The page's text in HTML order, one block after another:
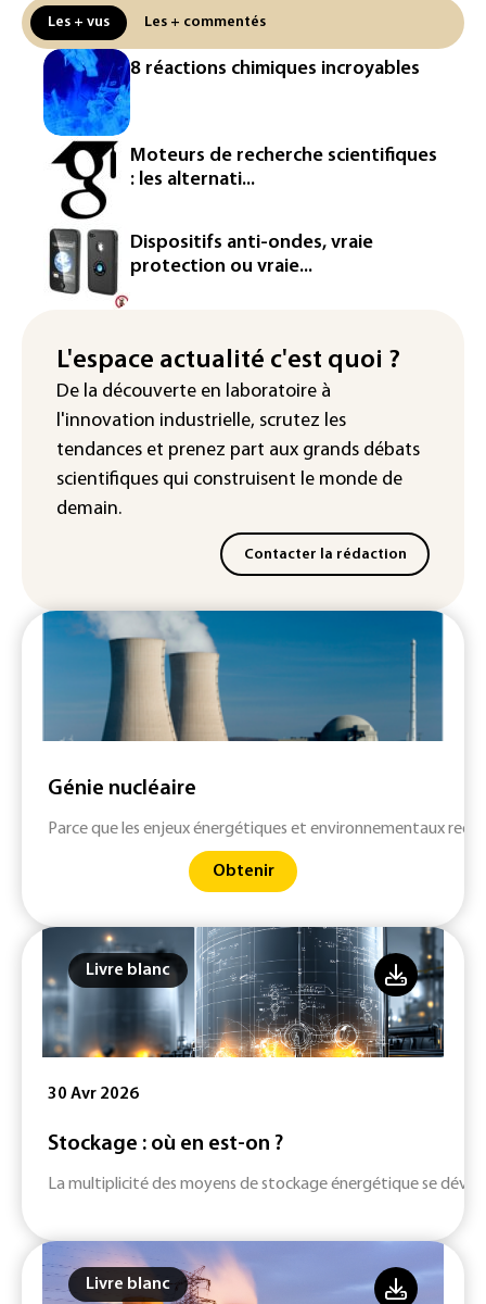
homologation
Iris³: Eutelsat investira 3,4 milliards
d'euros dans la future constellation
européenne
Le magazine VSD racheté par
l'entrepreneur Vianney d'Alançon
La production française de maïs
attendue au plus bas depuis 1980
"Retour en force" progressif de la
chaleur dans les prochains jours en
L'Arabie saoudite, le Pakistan et la
Turquie ont signé un accord de défense
Les + vus Les + commentés
8 réactions chimiques incroyables
Moteurs de recherche scientifiques
: les alternati...
Dispositifs anti-ondes, vraie
protection ou vraie...
L'espace actualité c'est quoi ?
De la découverte en laboratoire à
l'innovation industrielle, scrutez les
tendances et prenez part aux grands débats
scientifiques qui construisent le monde de
demain.
Contacter la rédaction
Génie nucléaire
Parce que les enjeux énergétiques et environnementaux
Obtenir
Livre blanc
30 Avr 2026
Stockage : où en est-on ?
La multiplicité des moyens de stockage énergétique se
Livre blanc